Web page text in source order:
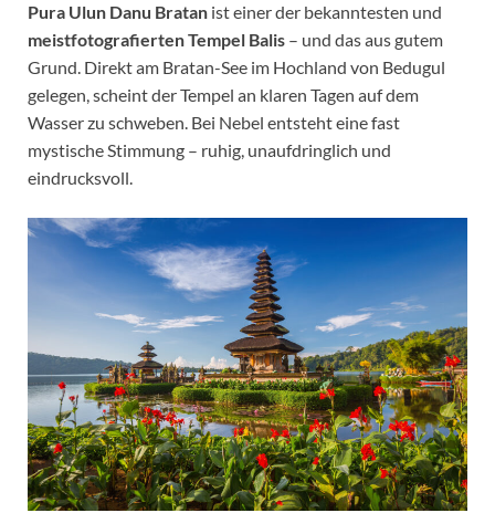
Pura Ulun Danu Bratan ist einer der bekanntesten und
meistfotografierten Tempel Balis – und das aus gutem
Grund. Direkt am Bratan-See im Hochland von Bedugul
gelegen, scheint der Tempel an klaren Tagen auf dem
Wasser zu schweben. Bei Nebel entsteht eine fast
mystische Stimmung – ruhig, unaufdringlich und
eindrucksvoll.